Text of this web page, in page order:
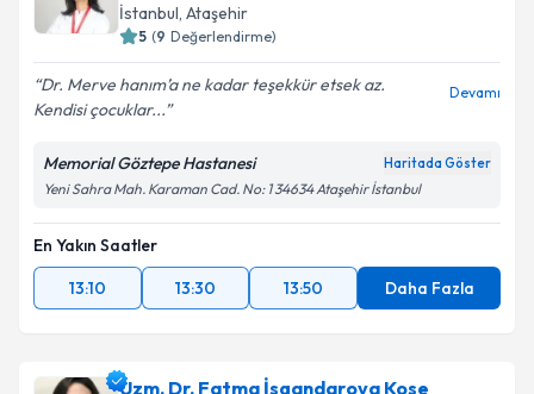
İstanbul, Ataşehir
5 (9 Değerlendirme)
Dr. Merve hanım’a ne kadar teşekkür etsek az.
Kendisi çocuklar...
Devamı
Memorial Göztepe Hastanesi Haritada Göster
Yeni Sahra Mah. Karaman Cad. No: 1 34634 Ataşehir İstanbul
En Yakın Saatler
13:10
13:30 13:50 Daha Fazla
Uzm. Dr. Fatma İsgandarova Kose